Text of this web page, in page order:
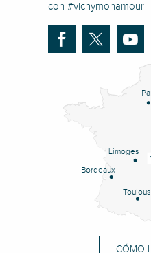
con #vichymonamour
Limoges
Bordeaux
CÓMO